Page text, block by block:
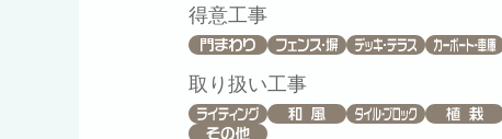
得意工事
取り扱い工事